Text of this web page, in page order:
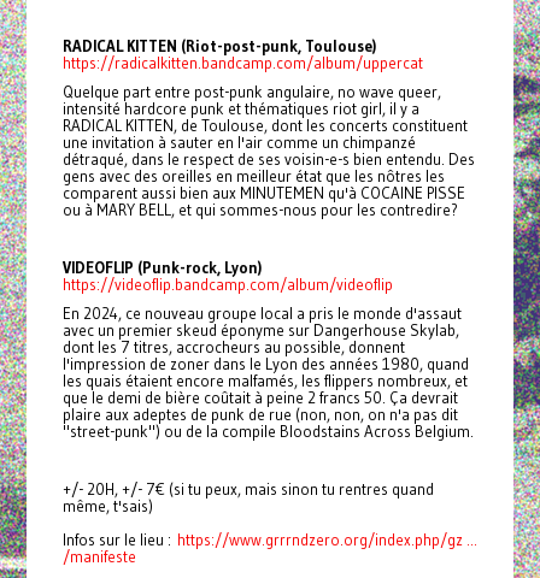
RADICAL KITTEN (Riot-post-punk, Toulouse)
https://radicalkitten.bandcamp.com/album/uppercat
Quelque part entre post-punk angulaire, no wave queer,
intensité hardcore punk et thématiques riot girl, il y a
RADICAL KITTEN, de Toulouse, dont les concerts constituent
une invitation à sauter en l'air comme un chimpanzé
détraqué, dans le respect de ses voisin-e-s bien entendu. Des
gens avec des oreilles en meilleur état que les nôtres les
comparent aussi bien aux MINUTEMEN qu'à COCAINE PISSE
ou à MARY BELL, et qui sommes-nous pour les contredire?
VIDEOFLIP (Punk-rock, Lyon)
https://videoflip.bandcamp.com/album/videoflip
En 2024, ce nouveau groupe local a pris le monde d'assaut
avec un premier skeud éponyme sur Dangerhouse Skylab,
dont les 7 titres, accrocheurs au possible, donnent
l'impression de zoner dans le Lyon des années 1980, quand
les quais étaient encore malfamés, les flippers nombreux, et
que le demi de bière coûtait à peine 2 francs 50. Ça devrait
plaire aux adeptes de punk de rue (non, non, on n'a pas dit
"street-punk") ou de la compile Bloodstains Across Belgium.
+/- 20H, +/- 7€ (si tu peux, mais sinon tu rentres quand
même, t'sais)
Infos sur le lieu : https://www.grrrndzero.org/index.php/gz ...
/manifeste